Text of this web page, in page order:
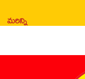
మరిన్ని